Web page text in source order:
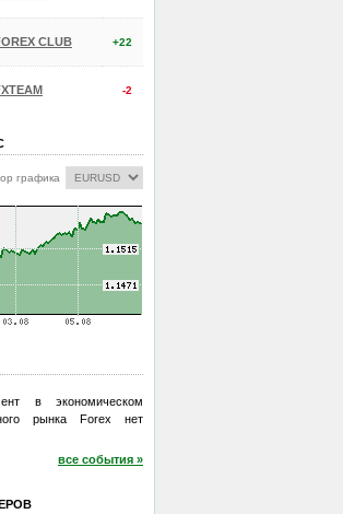
CLUB +22
-2
графика
в экономическом
рынка Forex нет
все события »